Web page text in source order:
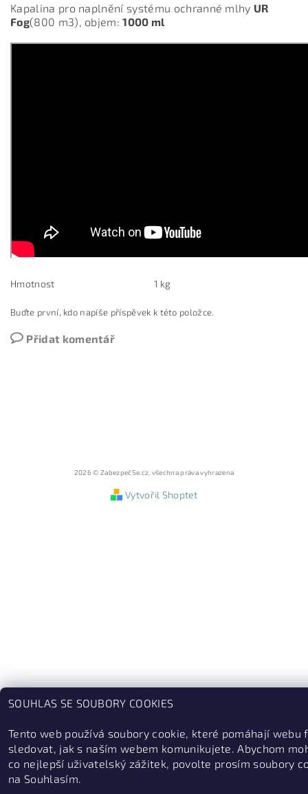
Kapalina pro naplnění systému ochranné mlhy UR
Fog(800 m3), objem:1000 ml
Hmotnost 1 kg
Buďte první, kdo napíše příspěvek k této položce.
Přidat komentář
2026 © ZabezpečSe.cz, všechna práva vyhrazena
Vytvořil Shoptet
SOUHLAS SE SOUBORY COOKIES
Tento web používá soubory cookie, které pomáhají webu
sledovat, jak s naším webem komunikujete. Abychom
co nejlepší uživatelský zážitek, povolte prosím soubory
na Souhlasím.